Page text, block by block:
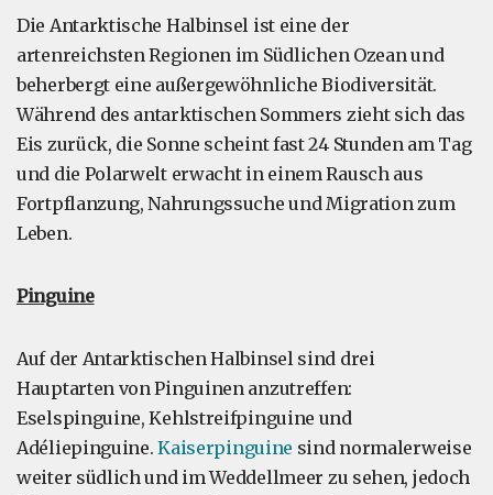
Die Antarktische Halbinsel ist eine der
artenreichsten Regionen im Südlichen Ozean und
beherbergt eine außergewöhnliche Biodiversität.
Während des antarktischen Sommers zieht sich das
Eis zurück, die Sonne scheint fast 24 Stunden am Tag
und die Polarwelt erwacht in einem Rausch aus
Fortpflanzung, Nahrungssuche und Migration zum
Leben.
Pinguine
Auf der Antarktischen Halbinsel sind drei
Hauptarten von Pinguinen anzutreffen:
Eselspinguine, Kehlstreifpinguine und
Adéliepinguine.Kaiserpinguine sind normalerweise
weiter südlich und im Weddellmeer zu sehen, jedoch